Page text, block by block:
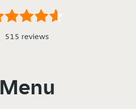
515 reviews
Menu